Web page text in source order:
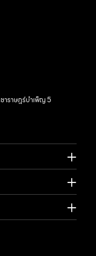
าราษฎร์บำเพ็ญ 5